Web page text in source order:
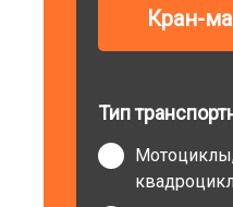
Кран-
Тип